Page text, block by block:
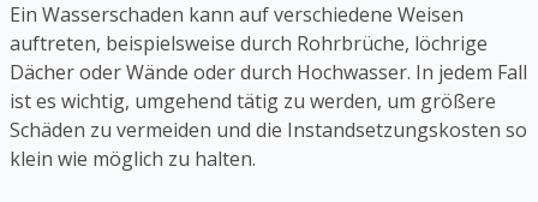
Ein Wasserschaden kann auf verschiedene Weisen
auftreten, beispielsweise durch Rohrbrüche, löchrige
Dächer oder Wände oder durch Hochwasser. In jedem Fall
ist es wichtig, umgehend tätig zu werden, um größere
Schäden zu vermeiden und die Instandsetzungskosten so
klein wie möglich zu halten.